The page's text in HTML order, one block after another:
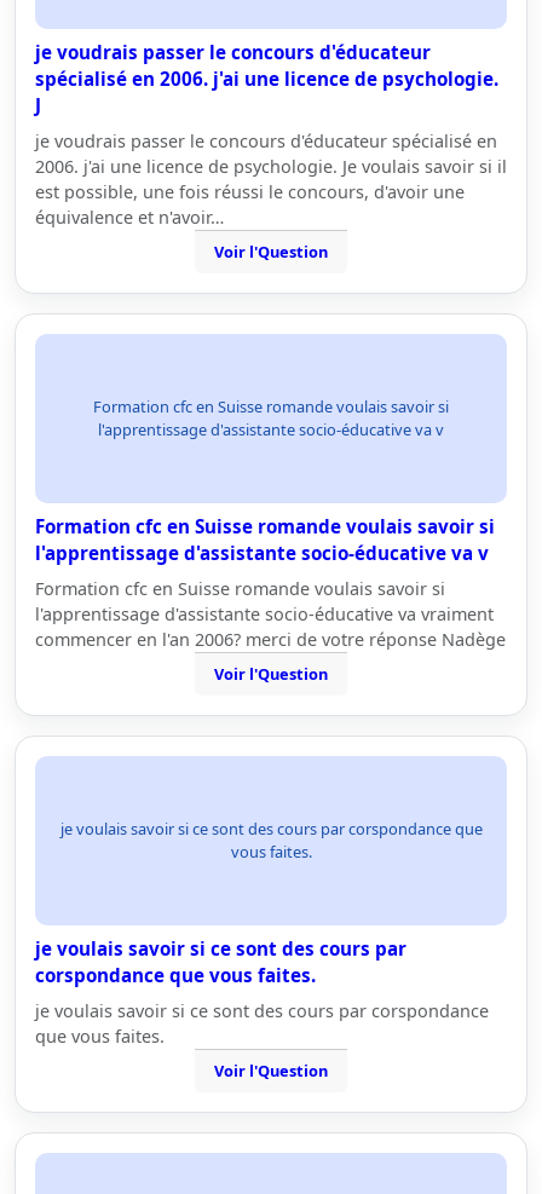
je voudrais passer le concours d'éducateur
spécialisé en 2006. j'ai une licence de psychologie.
J
je voudrais passer le concours d'éducateur spécialisé en
2006. j'ai une licence de psychologie. Je voulais savoir si il
est possible, une fois réussi le concours, d'avoir une
équivalence et n'avoir…
Voir l'Question
Formation cfc en Suisse romande voulais savoir si
l'apprentissage d'assistante socio-éducative va v
Formation cfc en Suisse romande voulais savoir si
l'apprentissage d'assistante socio-éducative va v
Formation cfc en Suisse romande voulais savoir si
l'apprentissage d'assistante socio-éducative va vraiment
commencer en l'an 2006? merci de votre réponse Nadège
Voir l'Question
je voulais savoir si ce sont des cours par corspondance que
vous faites.
je voulais savoir si ce sont des cours par
corspondance que vous faites.
je voulais savoir si ce sont des cours par corspondance
que vous faites.
Voir l'Question